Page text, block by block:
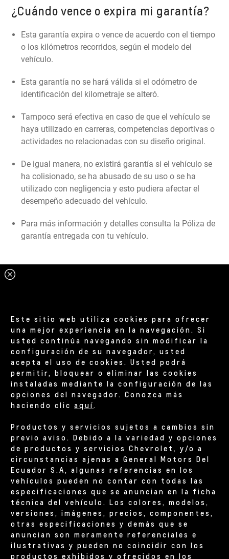
¿Cuándo vence o expira mi garantía?
Esta garantía expira o vence de acuerdo con el tiempo
o los kilómetros recorridos, según el modelo del
vehículo.
Esta garantía no se hará válida si el odómetro de
identificación del kilometraje se alteró.
Tampoco será efectiva en caso de que el vehículo se
haya utilizado en carreras, competencias deportivas o
actividades no relacionadas con su diseño original.
De igual manera, no existirá garantía si el vehículo se
ha colisionado, se ha abusado de su uso o se ha
utilizado con negligencia y esto pudiera afectar el
desempeño adecuado del vehículo.
Para más información y detalles consulta la Póliza de
garantía entregada con tu vehículo.
Este sitio web utiliza cookies para ofrecer
una mejor experiencia en la navegación. Si
usted continúa navegando sin modificar la
configuración de su navegador, usted
acepta el uso de cookies. Usted podrá
permitir, bloquear o eliminar las cookies
instaladas mediante la configuración de las
opciones del navegador. Conozca más
haciendo clicaquí.
Productos y servicios sujetos a cambios sin
previo aviso. Debido a la variedad y opciones
de productos y servicios Chevrolet, y/o a
circunstancias ajenas a General Motors Del
Ecuador S.A, algunas referencias en los
vehículos pueden no contar con todas las
especificaciones que se anuncian en la ficha
técnica del vehículo. Los colores, modelos,
versiones, imágenes, precios, componentes,
otras especificaciones y demás que se
anuncian son meramente referenciales e
ilustrativas y pueden no coincidir con los
productos exhibidos y ofrecidos en los